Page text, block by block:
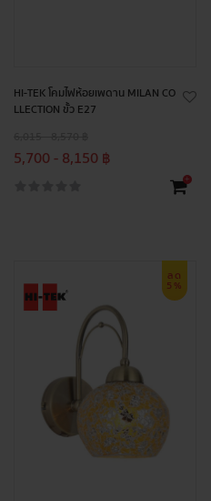
HI-TEK โคมไฟห้อยเพดาน MILAN CO
LLECTION ขั้ว E27
5,700 - 8,150 ฿
+
ลด
5%